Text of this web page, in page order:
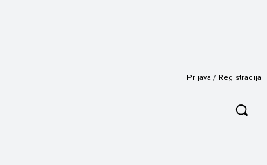
Prijava / Registracija